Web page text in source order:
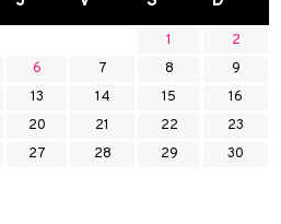
1
2
6 7 8
9
13 14 15
16
20 21 22
23
27 28 29
30